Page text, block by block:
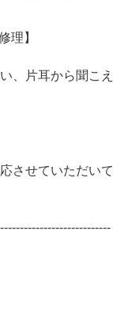
理】
、片耳から聞こえ
させていただいて